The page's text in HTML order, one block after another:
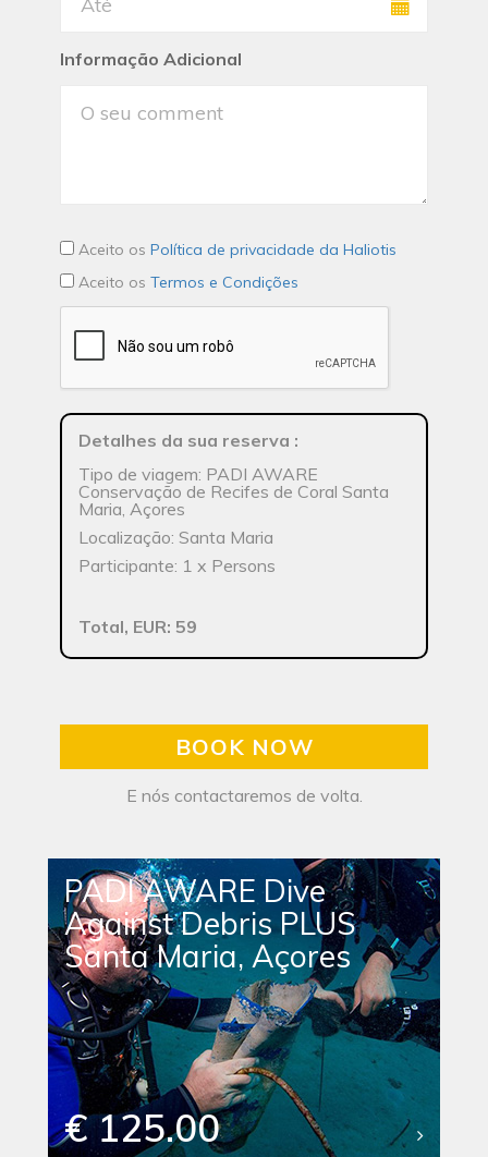
Informação Adicional
Aceito os Política de privacidade da Haliotis
Aceito os Termos e Condições
Detalhes da sua reserva :
Tipo de viagem: PADI AWARE
Conservação de Recifes de Coral Santa
Maria, Açores
Localização: Santa Maria
Participante: 1 x Persons
Total, EUR: 59
BOOK NOW
E nós contactaremos de volta.
PADI AWARE Dive
Against Debris PLUS
Santa Maria, Açores
€ 125.00